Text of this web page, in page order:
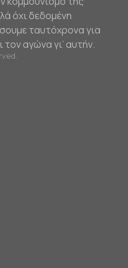
όχι δεδομένη
ταυτόχρονα για
αγώνα γι’ αυτήν.